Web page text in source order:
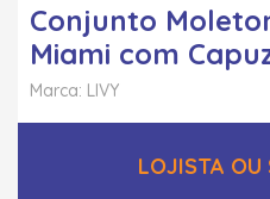
Conjunto
Miami com
Marca: LIVY
LOJISTA OU